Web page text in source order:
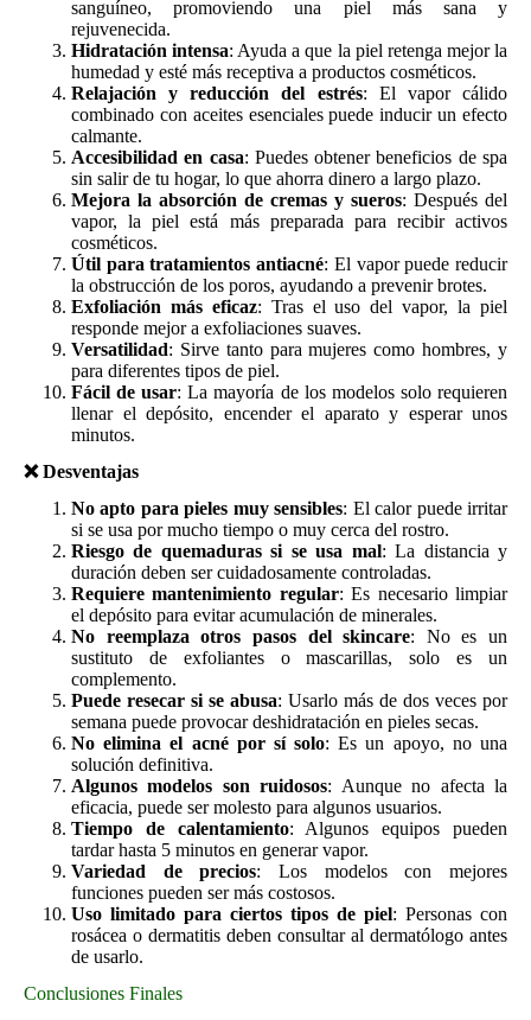
sanguíneo, promoviendo una piel más sana y
rejuvenecida.
Hidratación intensa: Ayuda a que la piel retenga mejor la
humedad y esté más receptiva a productos cosméticos.
Relajación y reducción del estrés: El vapor cálido
combinado con aceites esenciales puede inducir un efecto
calmante.
Accesibilidad en casa: Puedes obtener beneficios de spa
sin salir de tu hogar, lo que ahorra dinero a largo plazo.
Mejora la absorción de cremas y sueros: Después del
vapor, la piel está más preparada para recibir activos
cosméticos.
Útil para tratamientos antiacné: El vapor puede reducir
la obstrucción de los poros, ayudando a prevenir brotes.
Exfoliación más eficaz: Tras el uso del vapor, la piel
responde mejor a exfoliaciones suaves.
Versatilidad: Sirve tanto para mujeres como hombres, y
para diferentes tipos de piel.
Fácil de usar: La mayoría de los modelos solo requieren
llenar el depósito, encender el aparato y esperar unos
minutos.
❌Desventajas
No apto para pieles muy sensibles: El calor puede irritar
si se usa por mucho tiempo o muy cerca del rostro.
Riesgo de quemaduras si se usa mal: La distancia y
duración deben ser cuidadosamente controladas.
Requiere mantenimiento regular: Es necesario limpiar
el depósito para evitar acumulación de minerales.
No reemplaza otros pasos del skincare: No es un
sustituto de exfoliantes o mascarillas, solo es un
complemento.
Puede resecar si se abusa: Usarlo más de dos veces por
semana puede provocar deshidratación en pieles secas.
No elimina el acné por sí solo: Es un apoyo, no una
solución definitiva.
Algunos modelos son ruidosos: Aunque no afecta la
eficacia, puede ser molesto para algunos usuarios.
Tiempo de calentamiento: Algunos equipos pueden
tardar hasta 5 minutos en generar vapor.
Variedad de precios: Los modelos con mejores
funciones pueden ser más costosos.
Uso limitado para ciertos tipos de piel: Personas con
rosácea o dermatitis deben consultar al dermatólogo antes
de usarlo.
Conclusiones Finales